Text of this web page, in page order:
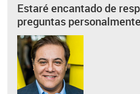
Estaré encantado de
preguntas